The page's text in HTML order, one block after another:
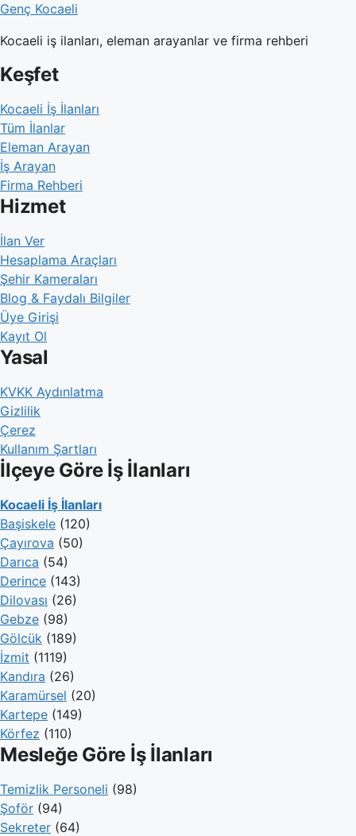
Genç Kocaeli
Kocaeli iş ilanları, eleman arayanlar ve firma rehberi
Keşfet
Kocaeli İş İlanları
Tüm İlanlar
Eleman Arayan
İş Arayan
Firma Rehberi
Hizmet
İlan Ver
Hesaplama Araçları
Şehir Kameraları
Blog & Faydalı Bilgiler
Üye Girişi
Kayıt Ol
Yasal
KVKK Aydınlatma
Gizlilik
Çerez
Kullanım Şartları
İlçeye Göre İş İlanları
Kocaeli İş İlanları
Başiskele (120)
Çayırova (50)
Darıca (54)
Derince (143)
Dilovası (26)
Gebze (98)
Gölcük (189)
İzmit (1119)
Kandıra (26)
Karamürsel (20)
Kartepe (149)
Körfez (110)
Mesleğe Göre İş İlanları
Temizlik Personeli (98)
Şoför (94)
Sekreter (64)